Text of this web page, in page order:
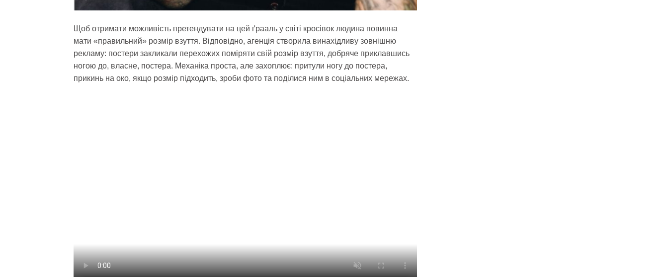
Щоб отримати можливість претендувати на цей ґрааль у світі кросівок людина повинна
мати «правильний» розмір взуття. Відповідно, агенція створила винахідливу зовнішню
рекламу: постери закликали перехожих поміряти свій розмір взуття, добряче приклавшись
ногою до, власне, постера. Механіка проста, але захоплює: притули ногу до постера,
прикинь на око, якщо розмір підходить, зроби фото та поділися ним в соціальних мережах.